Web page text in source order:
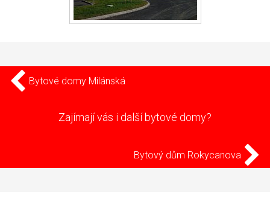
Bytové domy Milánská
Zajímají vás i další bytové domy?
Bytový dům Rokycanova